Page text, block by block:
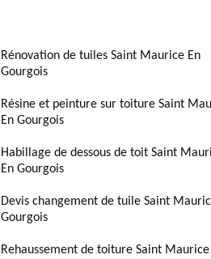
Rénovation de tuiles Saint Maurice En
Gourgois
Résine et peinture sur toiture Saint
En Gourgois
Habillage de dessous de toit Saint
En Gourgois
Devis changement de tuile Saint
Gourgois
Rehaussement de toiture Saint Maurice